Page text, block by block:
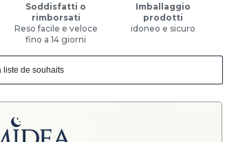
Soddisfatti o
rimborsati
Reso facile e veloce
fino a 14 giorni
Imballaggio
prodotti
idoneo e sicuro